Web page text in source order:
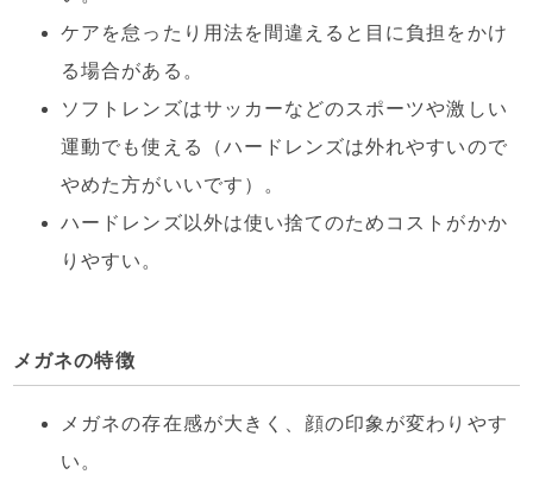
ケアを怠ったり用法を間違えると目に負担をかけ
る場合がある。
ソフトレンズはサッカーなどのスポーツや激しい
運動でも使える（ハードレンズは外れやすいので
やめた方がいいです）。
ハードレンズ以外は使い捨てのためコストがかか
りやすい。
メガネの特徴
メガネの存在感が大きく、顔の印象が変わりやす
い。